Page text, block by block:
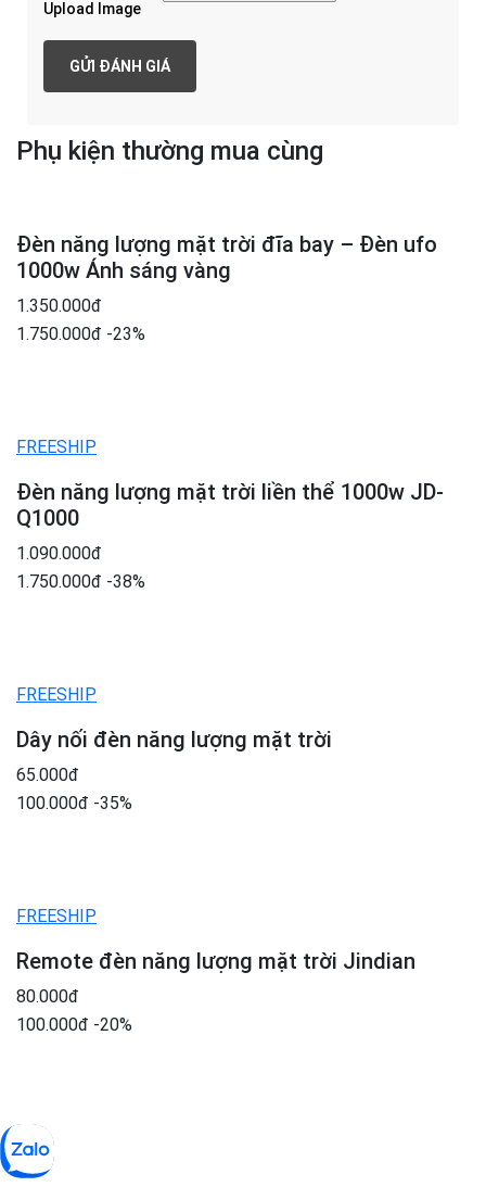
Upload Image
Phụ kiện thường mua cùng
Đèn năng lượng mặt trời đĩa bay – Đèn ufo
1000w Ánh sáng vàng
1.350.000đ
1.750.000đ -23%
FREESHIP
Đèn năng lượng mặt trời liền thể 1000w JD-
Q1000
1.090.000đ
1.750.000đ -38%
FREESHIP
Dây nối đèn năng lượng mặt trời
65.000đ
100.000đ -35%
FREESHIP
Remote đèn năng lượng mặt trời Jindian
80.000đ
100.000đ -20%